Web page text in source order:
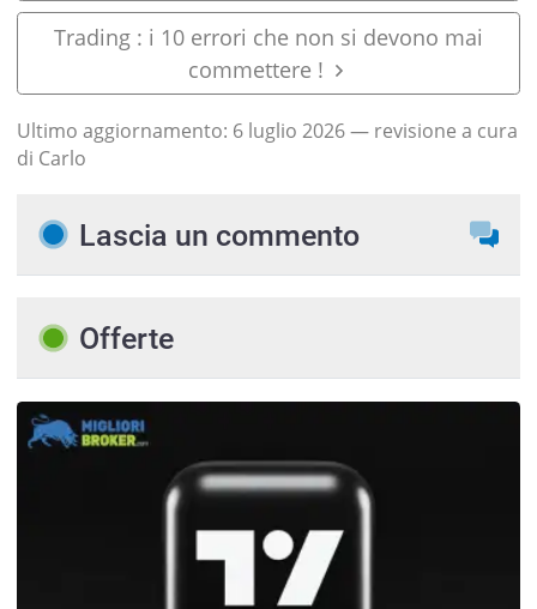
Trading : i 10 errori che non si devono mai
commettere !
Ultimo aggiornamento: 6 luglio 2026— revisione a cura
di Carlo
Lascia un commento
Offerte